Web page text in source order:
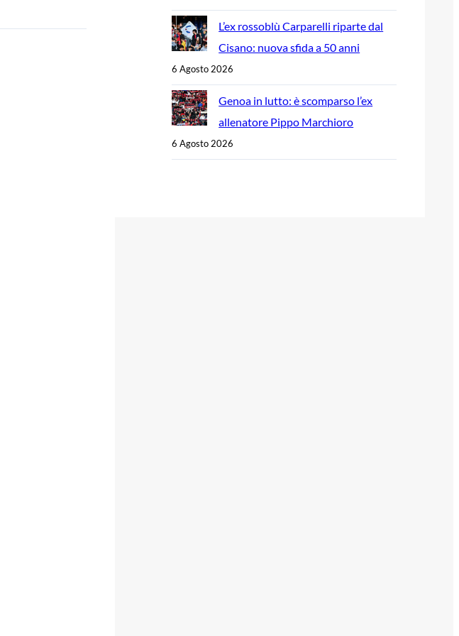
L’ex rossoblù Carparelli riparte dal
Cisano: nuova sfida a 50 anni
6 Agosto 2026
Genoa in lutto: è scomparso l’ex
allenatore Pippo Marchioro
6 Agosto 2026